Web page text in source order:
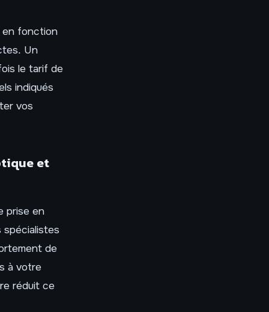
en fonction
Un
le tarif de
indiqués
vos
et
prise en
de
à votre
réduit ce